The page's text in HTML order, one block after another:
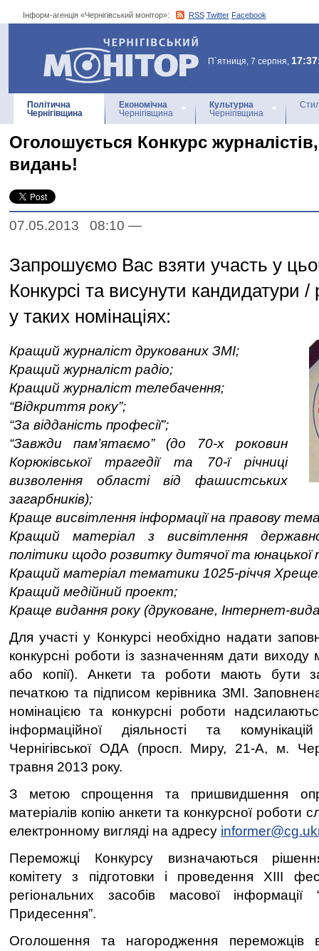
Інформ-агенція «Чернігівський монітор»: RSS Twitter Facebook
Інформ-агенція
«Чернігівський монітор»
П`ятниця, 7 серпня,
Політична
Чернігівщина
Економічна
Чернігівщина
Культурна
Чернігівщина
Оголошується Конкурс журналістів,
видань!
07.05.2013 08:10 —
Запрошуємо Вас взяти участь у
Конкурсі та висунути кандидатури
у таких номінаціях:
Кращий журналіст друкованих ЗМІ;
Кращий журналіст радіо;
Кращий журналіст телебачення;
“Відкриття року”;
“За відданість професії”;
“Завжди пам’ятаємо” (до 70-х роковин
Корюківської трагедії та 70-ї річниці
визволення області від фашистських
загарбників);
Краще висвітлення інформації на правову
Кращий матеріал з висвітлення
політики щодо розвитку дитячої та юнацької
Кращий матеріал тематики 1025-річчя
Кращий медійний проект;
Краще видання року (друковане, Інтернет-
Для участі у Конкурсі необхідно надати
конкурсні роботи із зазначенням дати виходу
або копії). Анкети та роботи мають бути
печаткою та підписом керівника ЗМІ.
номінацією та конкурсні роботи
інформаційної діяльності та
Чернігівської ОДА (просп. Миру, 21-А, м.
травня 2013 року.
З метою спрощення та пришвидшення
матеріалів копію анкети та конкурсної роботи
електронному вигляді на адресу
Переможці Конкурсу визначаються
комітету з підготовки і проведення XIII
регіональних засобів масової інформації
Придесення”.
Оголошення та нагородження переможців